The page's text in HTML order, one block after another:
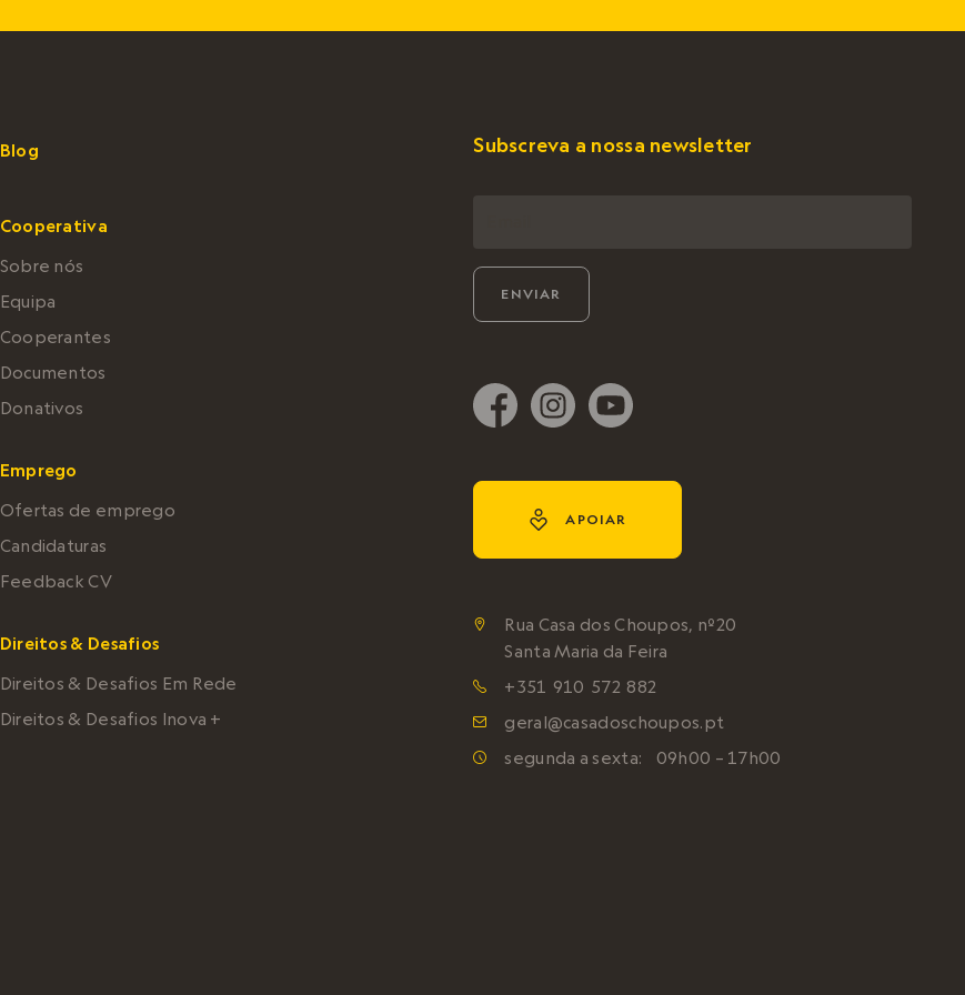
Blog
Cooperativa
Sobre nós
Equipa
Cooperantes
Documentos
Donativos
Emprego
Ofertas de emprego
Candidaturas
Feedback CV
Direitos & Desafios
Direitos & Desafios Em Rede
Direitos & Desafios Inova +
Subscreva a nossa newsletter
y APOIAR

Rua Casa dos Choupos, nº20
Santa Maria da Feira
 +351 910 572 882
 geral@casadoschoupos.pt
 segunda a sexta: 09h00 – 17h00